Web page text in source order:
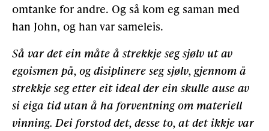
omtanke for andre. Og så kom eg saman med
han John, og han var sameleis.
Så var det ein måte å strekkje seg sjølv ut av
egoismen på, og disiplinere seg sjølv, gjennom å
strekkje seg etter eit ideal der ein skulle ause av
si eiga tid utan å ha forventning om materiell
vinning. Dei forstod det, desse to, at det ikkje var